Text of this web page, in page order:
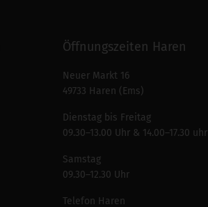
Öffnungszeiten Haren
Neuer Markt 16
49733 Haren (Ems)
Dienstag bis Freitag
09.30–13.00 Uhr & 14.00–17.30 uhr
Samstag
09.30–12.30 Uhr
Telefon Haren